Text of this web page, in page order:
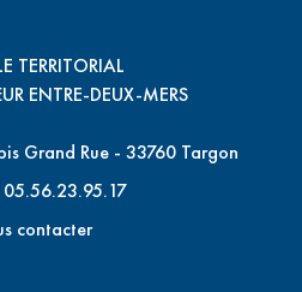
TERRITORIAL
ENTRE-DEUX-MERS
Grand Rue - 33760 Targon
05.56.23.95.17
contacter